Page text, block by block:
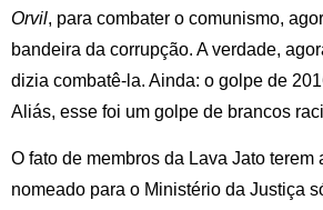
Orvil, para combater o comunismo,
bandeira da corrupção. A verdade,
dizia combatê-la. Ainda: o golpe de
Aliás, esse foi um golpe de brancos
O fato de membros da Lava Jato
nomeado para o Ministério da Justiça